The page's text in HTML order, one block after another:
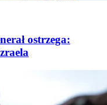
ostrzega: